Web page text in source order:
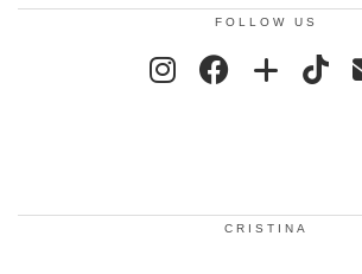
FOLLOW US
CRISTINA